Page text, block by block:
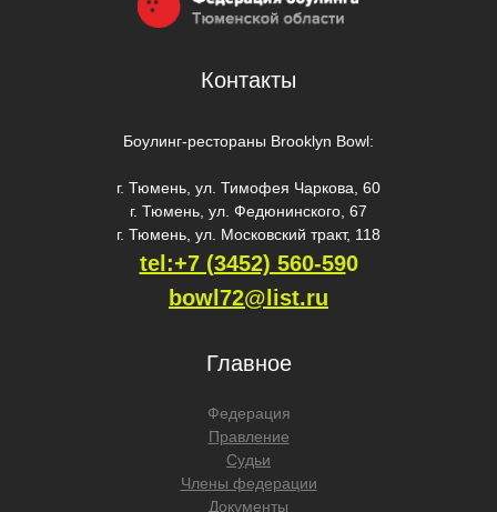
Контакты
Боулинг-рестораны Brooklyn Bowl:
г. Тюмень, ул. Тимофея Чаркова, 60
г. Тюмень, ул. Федюнинского, 67
г. Тюмень, ул. Московский тракт, 118
tel:+7 (3452) 560-590
bowl72@list.ru
Главное
Федерация
Правление
Судьи
Члены федерации
Документы